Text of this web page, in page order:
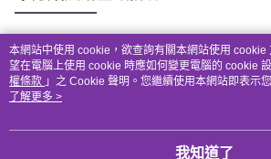
熱門標籤
本網站中使用 cookie，欲查詢有關本網站使用 cookie
望在電腦上使用 cookie 時應如何變更電腦的 cookie
權條款 」之 Cookie 聲明。您繼續使用本網站即表示
用條款之 Cookie 聲明使用 cookie。
了解更多 >
我知道了